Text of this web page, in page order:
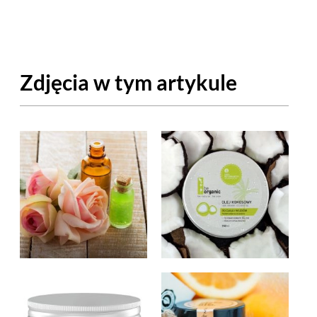
Zdjęcia w tym artykule
APTECZKA
RZEMIOSŁO
ZUPY
INNE